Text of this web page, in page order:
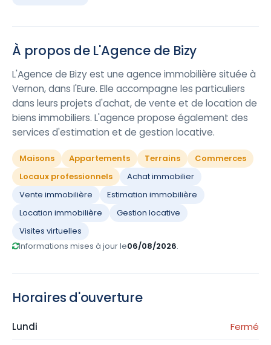
À propos de L'Agence de Bizy
L'Agence de Bizy est une agence immobilière située à
Vernon, dans l'Eure. Elle accompagne les particuliers
dans leurs projets d'achat, de vente et de location de
biens immobiliers. L'agence propose également des
services d'estimation et de gestion locative.
Maisons Appartements Terrains
Commerces
Locaux professionnels
Achat immobilier
Vente immobilière
Estimation immobilière
Location immobilière
Gestion locative
Visites virtuelles
Informations mises à jour le06/08/2026.
Horaires d'ouverture
Lundi Fermé